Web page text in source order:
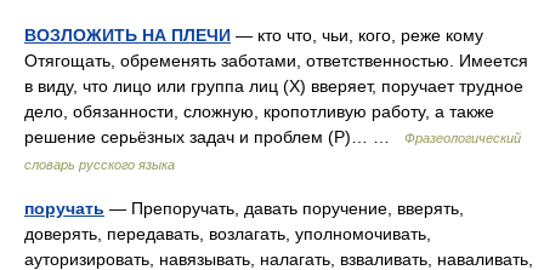
ВОЗЛОЖИТЬ НА ПЛЕЧИ — кто что, чьи, кого, реже кому
Отягощать, обременять заботами, ответственностью. Имеется
в виду, что лицо или группа лиц (X) вверяет, поручает трудное
дело, обязанности, сложную, кропотливую работу, а также
решение серьёзных задач и проблем (Р)… …
Фразеологический
словарь русского языка
поручать — Препоручать, давать поручение, вверять,
доверять, передавать, возлагать, уполномочивать,
ауторизировать, навязывать, налагать, взваливать, наваливать,